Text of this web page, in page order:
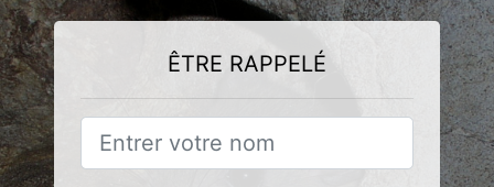
ÊTRE RAPPELÉ